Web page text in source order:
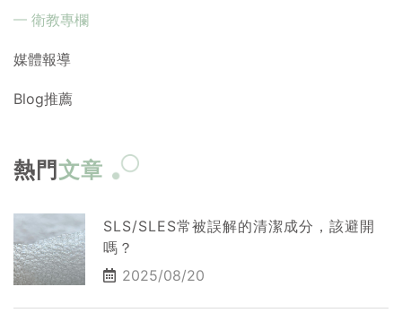
衛教專欄
媒體報導
Blog推薦
熱門文章
SLS/SLES常被誤解的清潔成分，該避開
嗎？
2025/08/20